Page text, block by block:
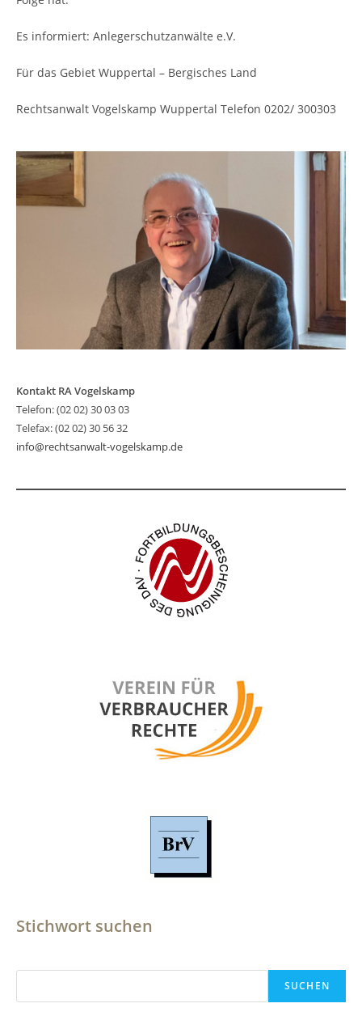
Es informiert: Anlegerschutzanwälte e.V.
Für das Gebiet Wuppertal – Bergisches Land
Rechtsanwalt Vogelskamp Wuppertal Telefon 0202/ 300303
Kontakt RA Vogelskamp
Telefon: (02 02) 30 03 03
Telefax: (02 02) 30 56 32
info@rechtsanwalt-vogelskamp.de
Stichwort suchen
SUCHEN